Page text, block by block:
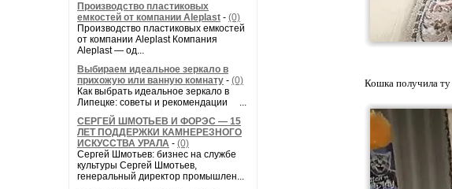
Производство пластиковых
емкостей от компании Aleplast - (0)
Производство пластиковых емкостей
от компании Aleplast Компания
Aleplast — од...
Выбираем идеальное зеркало в
прихожую или ванную комнату - (0)
Как выбрать идеальное зеркало в
Липецке: советы и рекомендации ...
СЕРГЕЙ ШМОТЬЕВ И ФОРЭС — 15
ЛЕТ ПОДДЕРЖКИ КАМНЕРЕЗНОГО
ИСКУССТВА УРАЛА - (0)
Сергей Шмотьев: бизнес на службе
культуры Сергей Шмотьев,
генеральный директор промышлен...
Кошка получила ту